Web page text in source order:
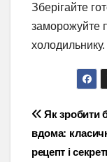
Зберігайте
заморожуйте
холодильнику.
записів
Як зробити
вдома:
рецепт і